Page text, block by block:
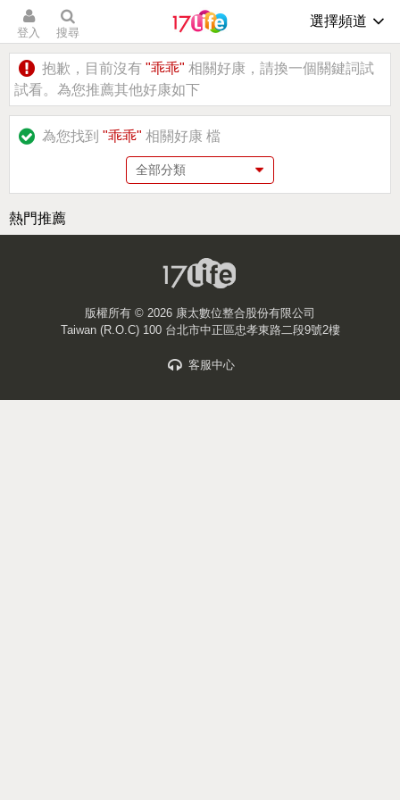
登入 搜尋
選擇頻道
抱歉，目前沒有 "乖乖"相關好康，請換一個關鍵詞試
試看。為您推薦其他好康如下
為您找到 "乖乖"相關好康檔
熱門推薦
版權所有 © 2026 康太數位整合股份有限公司
Taiwan (R.O.C) 100 台北市中正區忠孝東路二段9號2樓
客服中心